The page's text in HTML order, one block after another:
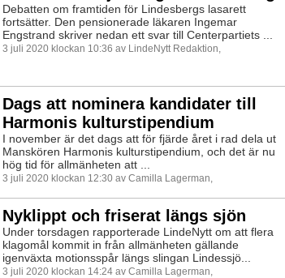
Debatten om framtiden för Lindesbergs lasarett
fortsätter. Den pensionerade läkaren Ingemar
Engstrand skriver nedan ett svar till Centerpartiets ...
3 juli 2020 klockan 10:36 av LindeNytt Redaktion,
Dags att nominera kandidater till
Harmonis kulturstipendium
I november är det dags att för fjärde året i rad dela ut
Manskören Harmonis kulturstipendium, och det är nu
hög tid för allmänheten att ...
3 juli 2020 klockan 12:30 av Camilla Lagerman,
Nyklippt och friserat längs sjön
Under torsdagen rapporterade LindeNytt om att flera
klagomål kommit in från allmänheten gällande
igenväxta motionsspår längs slingan Lindessjö...
3 juli 2020 klockan 14:24 av Camilla Lagerman,